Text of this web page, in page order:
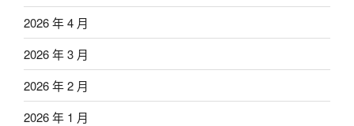
2026 年 4 月
2026 年 3 月
2026 年 2 月
2026 年 1 月